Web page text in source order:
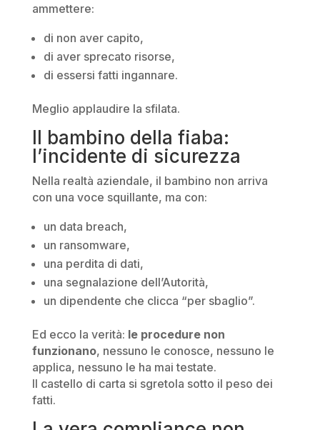
ammettere:
di non aver capito,
di aver sprecato risorse,
di essersi fatti ingannare.
Meglio applaudire la sfilata.
Il bambino della fiaba:
l’incidente di sicurezza
Nella realtà aziendale, il bambino non arriva
con una voce squillante, ma con:
un data breach,
un ransomware,
una perdita di dati,
una segnalazione dell’Autorità,
un dipendente che clicca “per sbaglio”.
Ed ecco la verità: le procedure non
funzionano, nessuno le conosce, nessuno le
applica, nessuno le ha mai testate.
Il castello di carta si sgretola sotto il peso dei
fatti.